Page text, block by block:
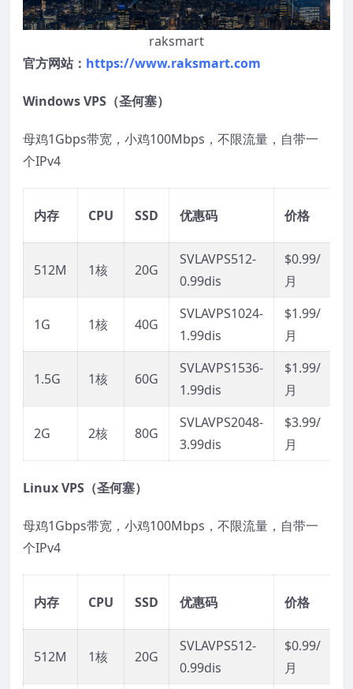
raksmart
官方网站： https://www.raksmart.com
Windows VPS（圣何塞）
母鸡1Gbps带宽，小鸡100Mbps，不限流量，自带一
个IPv4
内存 CPU SSD 优惠码 价格
512M 1核 20G
SVLAVPS512-
0.99dis
$0.99/
月
1G 1核 40G
SVLAVPS1024-
1.99dis
$1.99/
月
1.5G 1核 60G
SVLAVPS1536-
1.99dis
$1.99/
月
2G 2核 80G
SVLAVPS2048-
3.99dis
$3.99/
月
Linux VPS（圣何塞）
母鸡1Gbps带宽，小鸡100Mbps，不限流量，自带一
个IPv4
内存 CPU SSD 优惠码 价格
512M 1核 20G
SVLAVPS512-
0.99dis
$0.99/
月